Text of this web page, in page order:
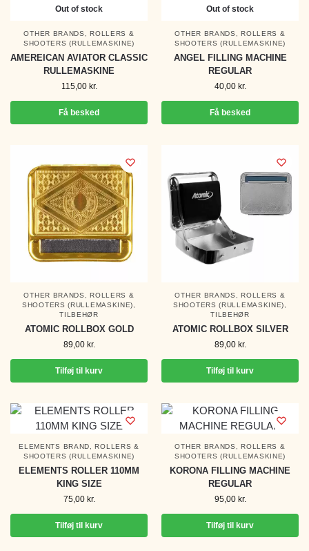
Out of stock
OTHER BRANDS ,ROLLERS &
SHOOTERS (RULLEMASKINE)
AMEREICAN AVIATOR CLASSIC
RULLEMASKINE
115,00 kr.
Få besked
Out of stock
OTHER BRANDS ,ROLLERS &
SHOOTERS (RULLEMASKINE)
ANGEL FILLING MACHINE
REGULAR
40,00 kr.
Få besked
OTHER BRANDS ,ROLLERS &
SHOOTERS (RULLEMASKINE)
TILBEHØR
ATOMIC ROLLBOX GOLD
89,00 kr.
Tilføj til kurv
OTHER BRANDS ,ROLLERS &
SHOOTERS (RULLEMASKINE)
TILBEHØR
ATOMIC ROLLBOX SILVER
89,00 kr.
Tilføj til kurv
ELEMENTS BRAND ,ROLLERS &
SHOOTERS (RULLEMASKINE)
ELEMENTS ROLLER 110MM
KING SIZE
75,00 kr.
Tilføj til kurv
OTHER BRANDS ,ROLLERS &
SHOOTERS (RULLEMASKINE)
KORONA FILLING MACHINE
REGULAR
95,00 kr.
Tilføj til kurv